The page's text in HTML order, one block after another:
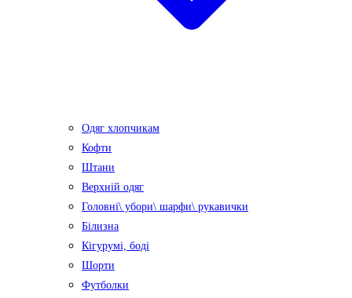
Одяг хлопчикам
Кофти
Штани
Верхній одяг
Головні\ убори\ шарфи\ рукавички
Білизна
Кігурумі, боді
Шорти
Футболки